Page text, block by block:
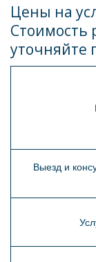
Цены на
Стоимость
уточняйте
Выезд и